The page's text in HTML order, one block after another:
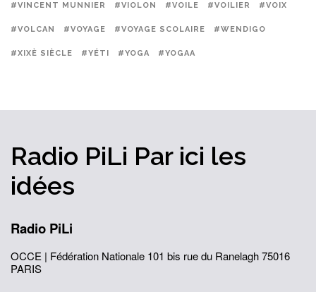
#VINCENT MUNNIER #VIOLON #VOILE #VOILIER #VOIX
#VOLCAN #VOYAGE #VOYAGE SCOLAIRE #WENDIGO
#XIXÈ SIÈCLE #YÉTI #YOGA #YOGAA
Radio PiLi Par ici les
idées
Radio PiLi
OCCE | Fédération Nationale 101 bis rue du Ranelagh75016
PARIS